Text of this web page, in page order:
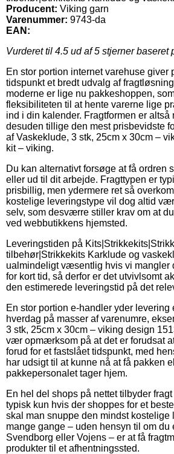
Producent: Viking garn
Varenummer: 9743-da
EAN:
Vurderet til 4.5 ud af 5 stjerner baseret
En stor portion internet varehuse
tidspunkt et bredt udvalg af
moderne er lige nu pakkeshoppen,
fleksibiliteten til at hente varerne lige
ind i din kalender. Fragtformen er altså
desuden tillige den mest prisbevidste
af Vaskeklude, 3 stk, 25cm x 30cm –
kit – viking.
Du kan alternativt forsøge at få ordren
eller ud til dit arbejde. Fragttypen er
prisbillig, men ydermere ret så
kostelige leveringstype vil dog altid
selv, som desværre stiller krav om at
ved webbutikkens hjemsted.
Leveringstiden på
tilbehør|Strikkekits Karklude og
ualmindeligt væsentlig hvis vi mangler
for kort tid, så derfor er det utvivlsomt
den estimerede leveringstid på det
En stor portion e-handler yder levering
hverdag på masser af varenumre,
3 stk, 25cm x 30cm – viking design
vær opmærksom på at det er forudsat
forud for et fastslået tidspunkt, med
har udsigt til at kunne nå at få pakken
pakkepersonalet tager hjem.
En hel del shops på nettet tilbyder
typisk kun hvis der shoppes for et
skal man snuppe den mindst kostelige
mange gange – uden hensyn til om
Svendborg eller Vojens – er at få
produkter til et afhentningssted.